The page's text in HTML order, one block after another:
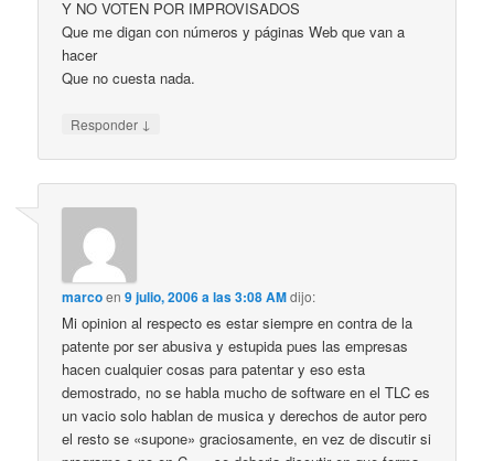
Y NO VOTEN POR IMPROVISADOS
Que me digan con números y páginas Web que van a
hacer
Que no cuesta nada.
Responder ↓
marcoen9 julio, 2006 a las 3:08 AMdijo:
Mi opinion al respecto es estar siempre en contra de la
patente por ser abusiva y estupida pues las empresas
hacen cualquier cosas para patentar y eso esta
demostrado, no se habla mucho de software en el TLC es
un vacio solo hablan de musica y derechos de autor pero
el resto se «supone» graciosamente, en vez de discutir si